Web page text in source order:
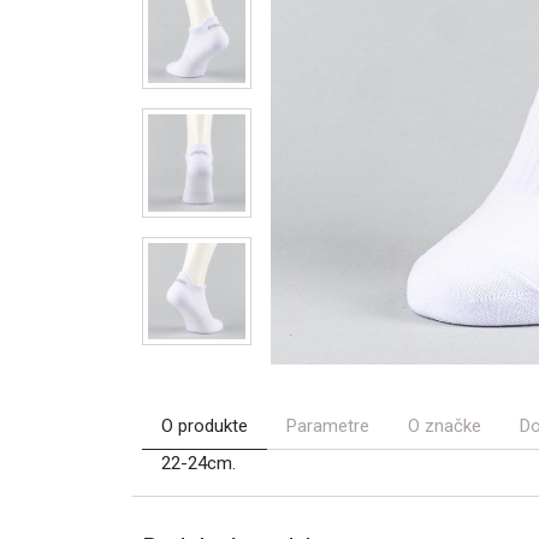
O produkte Parametre O značke
22-24cm.